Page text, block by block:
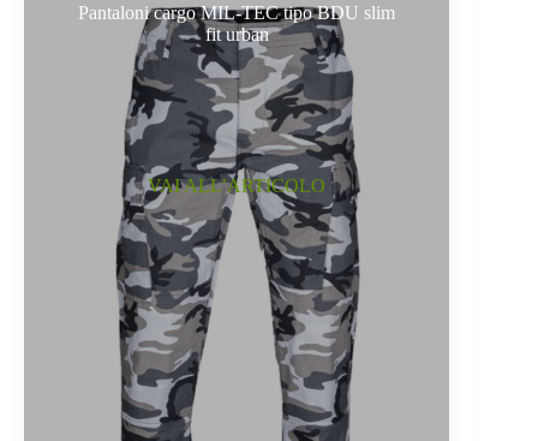
Pantaloni cargo MIL-TEC tipo BDU slim
fit urban
VAI ALL’ARTICOLO